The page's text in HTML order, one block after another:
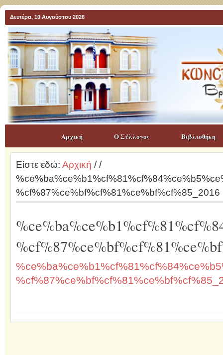
Δευτέρα, 10 Αυγούστου 2026
Αρχική Ο Σύλλογος Βιβλιοθήκη
Είστε εδώ: Αρχική //
%cf%87%ce%bf%cf%81%ce%bf%cf%85_2016